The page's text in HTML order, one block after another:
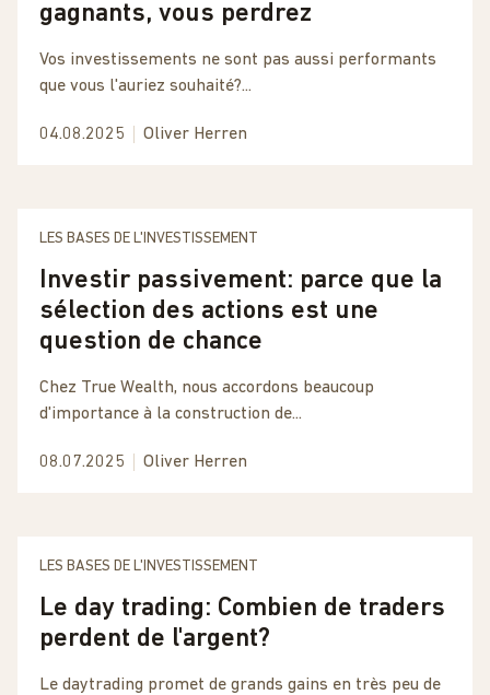
gagnants, vous perdrez
Vos investissements ne sont pas aussi performants
que vous l'auriez souhaité?...
04.08.2025 Oliver Herren
LES BASES DE L'INVESTISSEMENT
Investir passivement: parce que la
sélection des actions est une
question de chance
Chez True Wealth, nous accordons beaucoup
d'importance à la construction de...
08.07.2025 Oliver Herren
LES BASES DE L'INVESTISSEMENT
Le day trading: Combien de traders
perdent de l'argent?
Le daytrading promet de grands gains en très peu de